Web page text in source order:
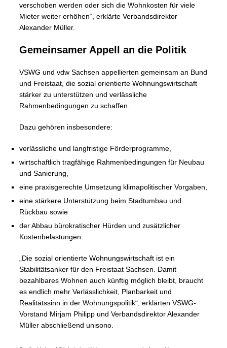
verschoben werden oder sich die Wohnkosten für viele
Mieter weiter erhöhen“, erklärte Verbandsdirektor
Alexander Müller.
Gemeinsamer Appell an die Politik
VSWG und vdw Sachsen appellierten gemeinsam an Bund
und Freistaat, die sozial orientierte Wohnungswirtschaft
stärker zu unterstützen und verlässliche
Rahmenbedingungen zu schaffen.
Dazu gehören insbesondere:
verlässliche und langfristige Förderprogramme,
wirtschaftlich tragfähige Rahmenbedingungen für Neubau
und Sanierung,
eine praxisgerechte Umsetzung klimapolitischer Vorgaben,
eine stärkere Unterstützung beim Stadtumbau und
Rückbau sowie
der Abbau bürokratischer Hürden und zusätzlicher
Kostenbelastungen.
„Die sozial orientierte Wohnungswirtschaft ist ein
Stabilitätsanker für den Freistaat Sachsen. Damit
bezahlbares Wohnen auch künftig möglich bleibt, braucht
es endlich mehr Verlässlichkeit, Planbarkeit und
Realitätssinn in der Wohnungspolitik“, erklärten VSWG-
Vorstand Mirjam Philipp und Verbandsdirektor Alexander
Müller abschließend unisono.